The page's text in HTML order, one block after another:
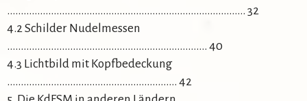
…………………………………………………………………………… 32
4.2 Schilder Nudelmessen
………………………………………………………………. 40
4.3 Lichtbild mit Kopfbedeckung
………………………………………………….…. 42